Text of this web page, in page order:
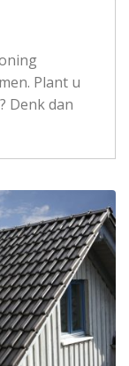
Plant u
Denk dan